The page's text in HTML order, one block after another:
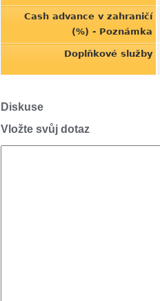
Cash advance v zahraničí
(%) - Poznámka
Doplňkové služby
Diskuse
Vložte svůj dotaz